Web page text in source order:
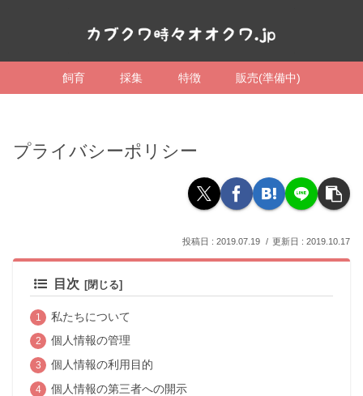
飼育 採集 特徴 販売(準備中)
プライバシーポリシー
2019.07.19 2019.10.17
目次
私たちについて
個人情報の管理
個人情報の利用目的
個人情報の第三者への開示